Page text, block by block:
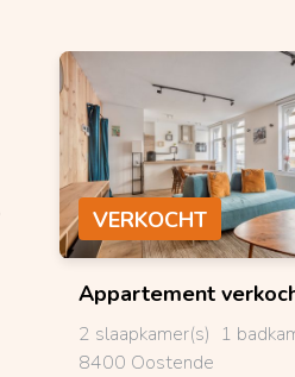
VERKOCHT
Appartement
2 slaapkamer(s) 1
8400 Oostende